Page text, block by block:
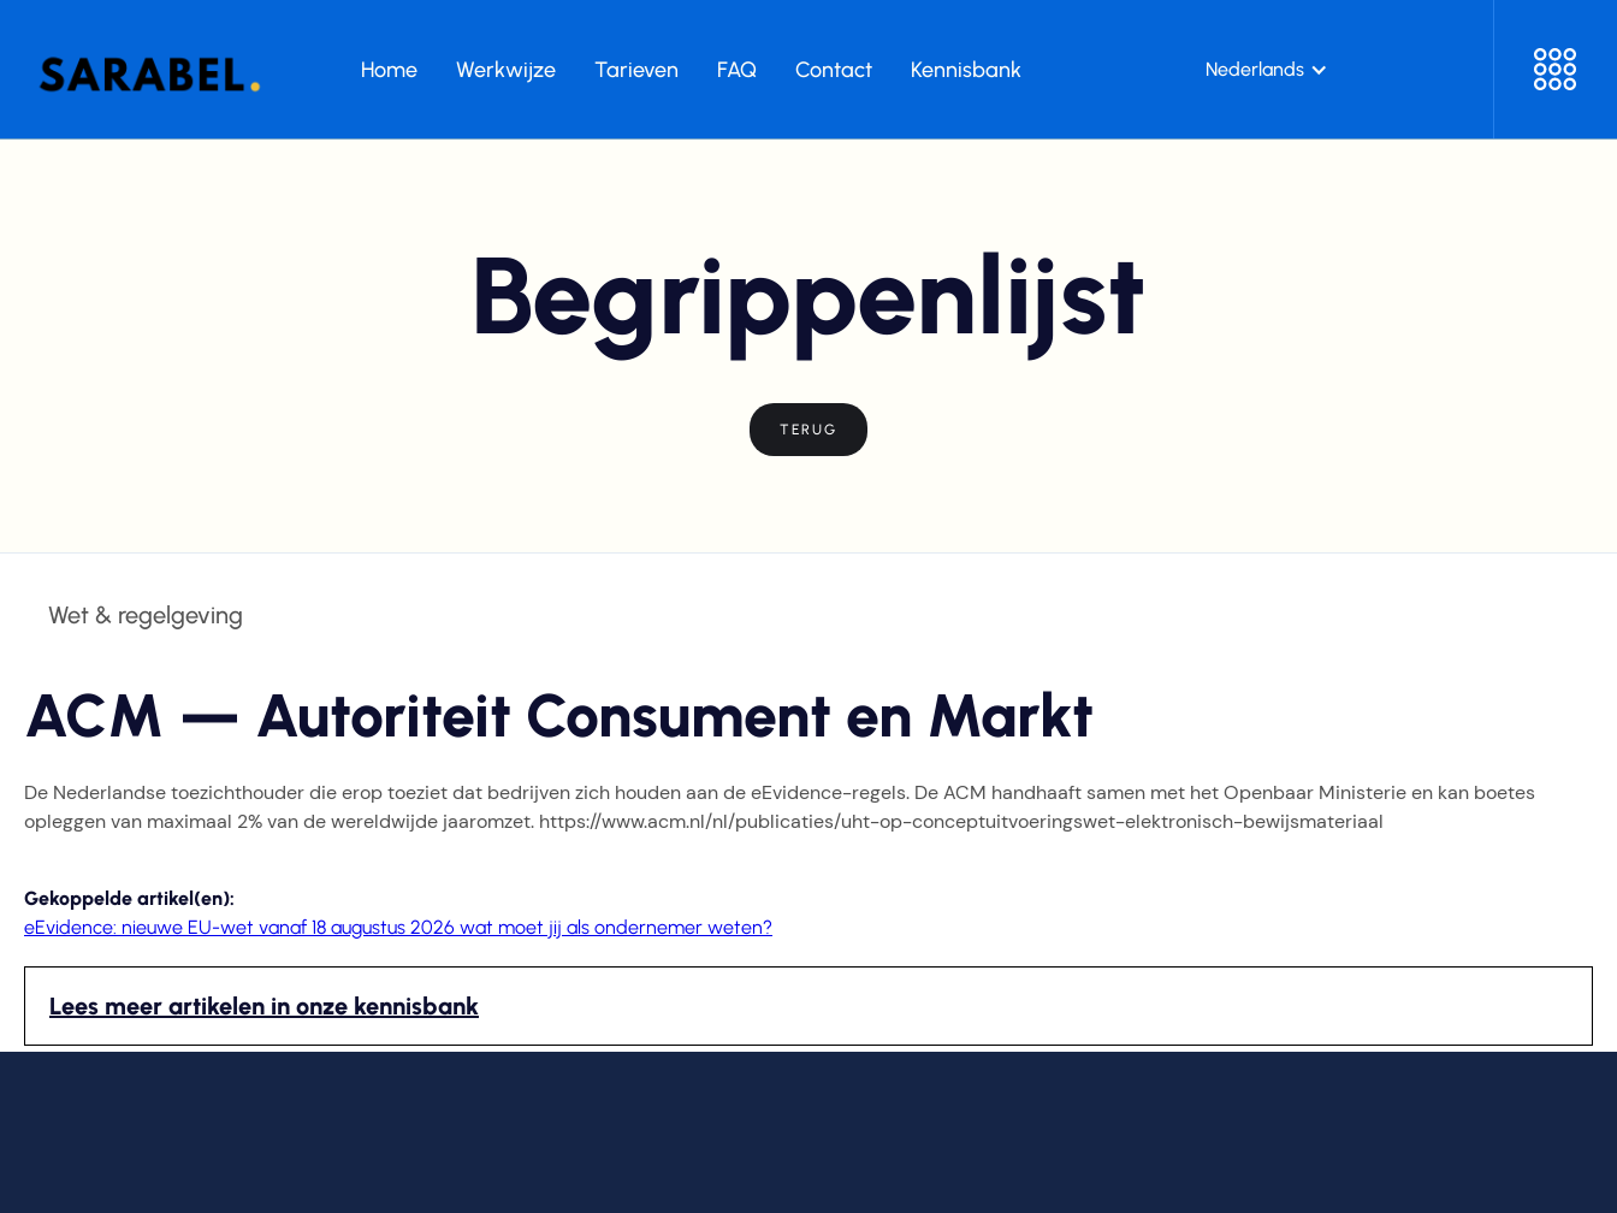
Home Werkwijze Tarieven FAQ Contact Kennisbank Nederlands
Begrippenlijst
TERUG
Wet & regelgeving
ACM — Autoriteit Consument en Markt
De Nederlandse toezichthouder die erop toeziet dat bedrijven zich houden aan de eEvidence-regels. De ACM handhaaft samen met het Openbaar Ministerie en kan boetes
opleggen van maximaal 2% van de wereldwijde jaaromzet. https://www.acm.nl/nl/publicaties/uht-op-conceptuitvoeringswet-elektronisch-bewijsmateriaal
Gekoppelde artikel(en):
eEvidence: nieuwe EU-wet vanaf 18 augustus 2026 wat moet jij als ondernemer weten?
Lees meer artikelen in onze kennisbank